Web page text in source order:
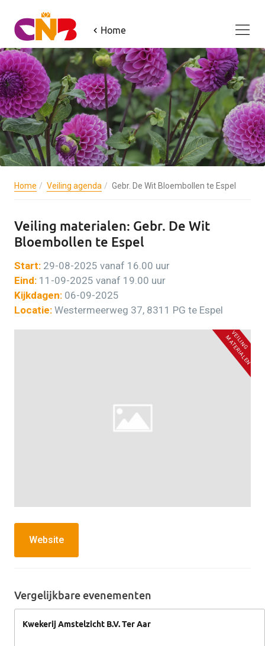
Home
Home Veiling agenda Gebr. De Wit Bloembollen te Espel
Veiling materialen: Gebr. De Wit
Bloembollen te Espel
Start: 29-08-2025 vanaf 16.00 uur
Eind: 11-09-2025 vanaf 19.00 uur
Kijkdagen: 06-09-2025
Locatie: Westermeerweg 37, 8311 PG te Espel
V
E
I
L
I
N
G
M
A
T
E
R
I
A
L
E
N
Website
Vergelijkbare evenementen
Kwekerij Amstelzicht B.V. Ter Aar